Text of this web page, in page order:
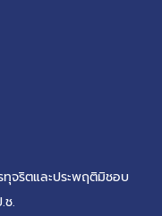
ทุจริตและประพฤติมิชอบ
ช.